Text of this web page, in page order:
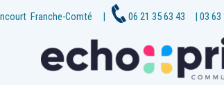
Franche-Comté | 06 21 35 63 43 | 03 63